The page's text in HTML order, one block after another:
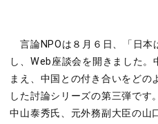
言論NPOは８月６日、「日本
し、Web座談会を開きました
まえ、中国との付き合いをどの
した討論シリーズの第三弾で
中山泰秀氏、元外務副大臣の山